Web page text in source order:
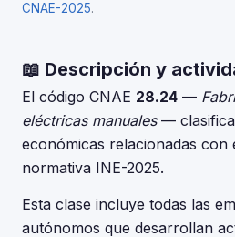
CNAE-2025.
📖 Descripción y
El código CNAE 28.24 —
eléctricas manuales— clasifica
económicas relacionadas con
normativa INE-2025.
Esta clase incluye todas las
autónomos que desarrollan